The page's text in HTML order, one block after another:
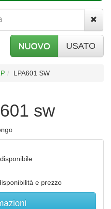
NUOVO USATO
LPA601 SW
sw
e prezzo